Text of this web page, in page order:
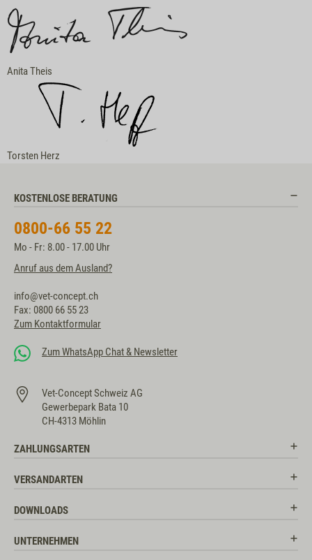
Anita Theis
Torsten Herz
KOSTENLOSE BERATUNG
0800-66 55 22
Mo - Fr: 8.00 - 17.00 Uhr
Anruf aus dem Ausland?
info@vet-concept.ch
Fax: 0800 66 55 23
Zum Kontaktformular
Zum WhatsApp Chat & Newsletter
Vet-Concept Schweiz AG
Gewerbepark Bata 10
CH-4313 Möhlin
ZAHLUNGSARTEN
VERSANDARTEN
DOWNLOADS
UNTERNEHMEN